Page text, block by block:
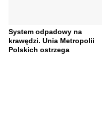
System odpadowy na
krawędzi. Unia Metropolii
Polskich ostrzega